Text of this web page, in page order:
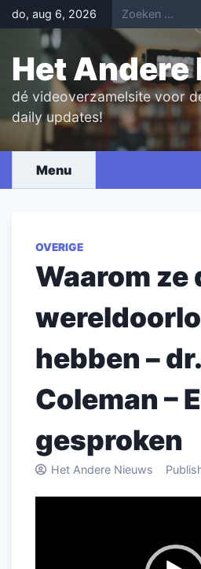
Skip
to
content
do, aug 6, 2026
Het Andere
dé videoverzamelsite voor
daily updates!
Menu
OVERIGE
Waarom ze
hebben –
Coleman –
gesproken
Het Andere Nieuws